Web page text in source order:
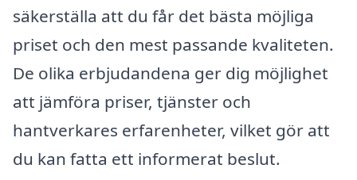
säkerställa att du får det bästa möjliga
priset och den mest passande kvaliteten.
De olika erbjudandena ger dig möjlighet
att jämföra priser, tjänster och
hantverkares erfarenheter, vilket gör att
du kan fatta ett informerat beslut.